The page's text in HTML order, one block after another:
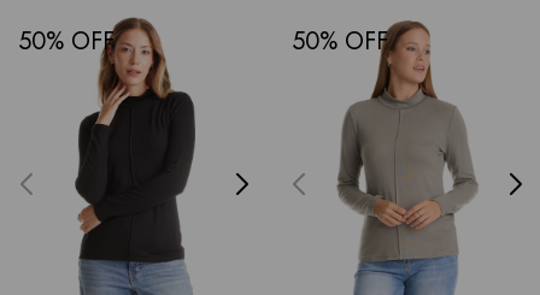
50 50